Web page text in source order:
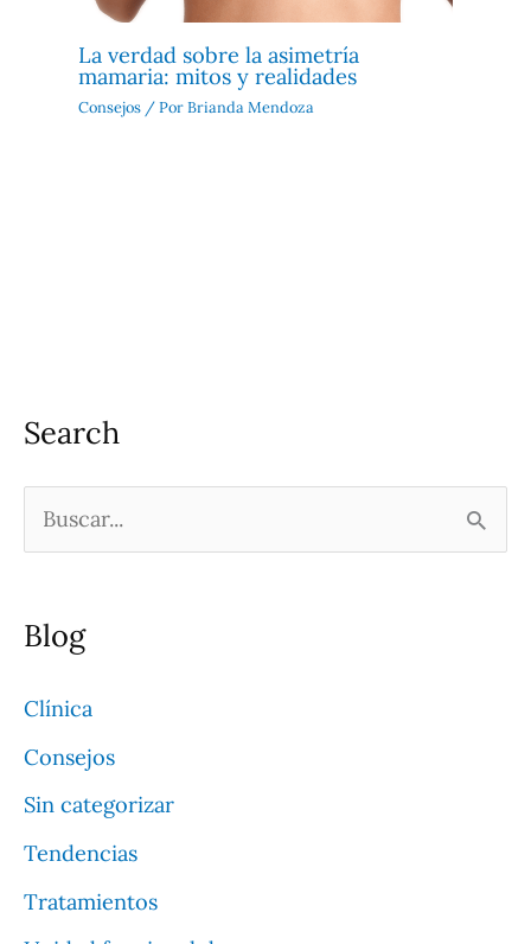
La verdad sobre la asimetría
mamaria: mitos y realidades
Consejos/ PorBrianda Mendoza
Search
c
a
r
:
Blog
Clínica
Consejos
Sin categorizar
Tendencias
Tratamientos